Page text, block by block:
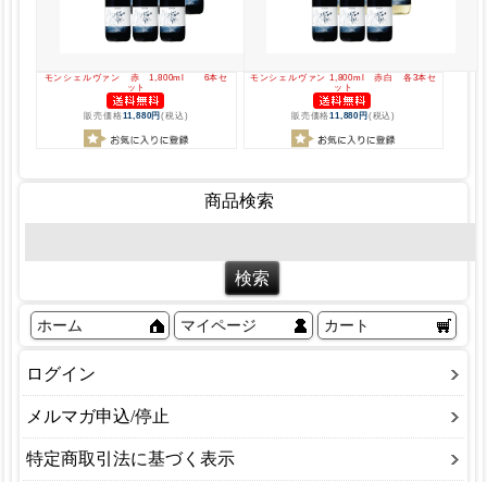
モンシェルヴァン 赤 1,800ml 6本セ
ット
販売価格11,880円(税込)
モンシェルヴァン 1,800ml 赤白 各3本セ
ット
販売価格11,880円 (税込)
商品検索
ホーム マイページ カート
ログイン
メルマガ申込/停止
特定商取引法に基づく表示